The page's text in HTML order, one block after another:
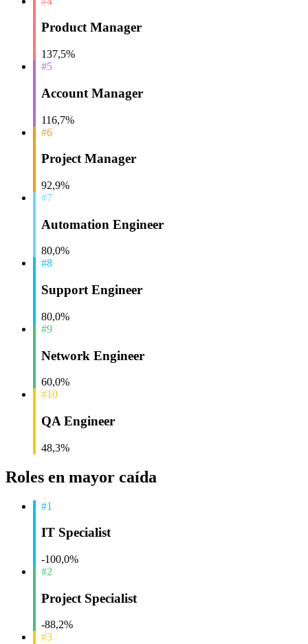
Product Manager
137,5%
#5
Account Manager
116,7%
#6
Project Manager
92,9%
#7
Automation Engineer
80,0%
#8
Support Engineer
80,0%
#9
Network Engineer
60,0%
#10
QA Engineer
48,3%
Roles en mayor caída
#1
IT Specialist
-100,0%
#2
Project Specialist
-88,2%
#3